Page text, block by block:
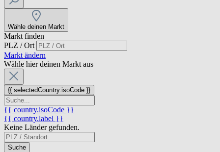
Wähle deinen Markt
Markt finden
PLZ / Ort
Markt ändern
Wähle hier deinen Markt aus
{{ selectedCountry.isoCode }}
{{ country.isoCode }}
{{ country.label }}
Keine Länder gefunden.
Suche